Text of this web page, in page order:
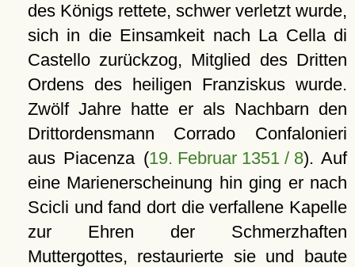
des Königs rettete, schwer verletzt wurde,
sich in die Einsamkeit nach La Cella di
Castello zurückzog, Mitglied des Dritten
Ordens des heiligen Franziskus wurde.
Zwölf Jahre hatte er als Nachbarn den
Drittordensmann Corrado Confalonieri
aus Piacenza (19. Februar 1351 / 8). Auf
eine Marienerscheinung hin ging er nach
Scicli und fand dort die verfallene Kapelle
zur Ehren der Schmerzhaften
Muttergottes, restaurierte sie und baute